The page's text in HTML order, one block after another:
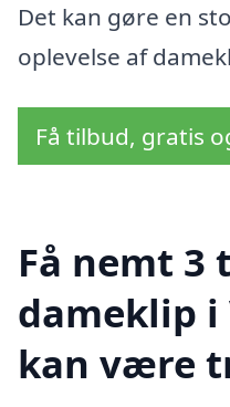
Det kan gøre en
oplevelse af
Få tilbud, gratis
Få nemt 3
dameklip i
kan være